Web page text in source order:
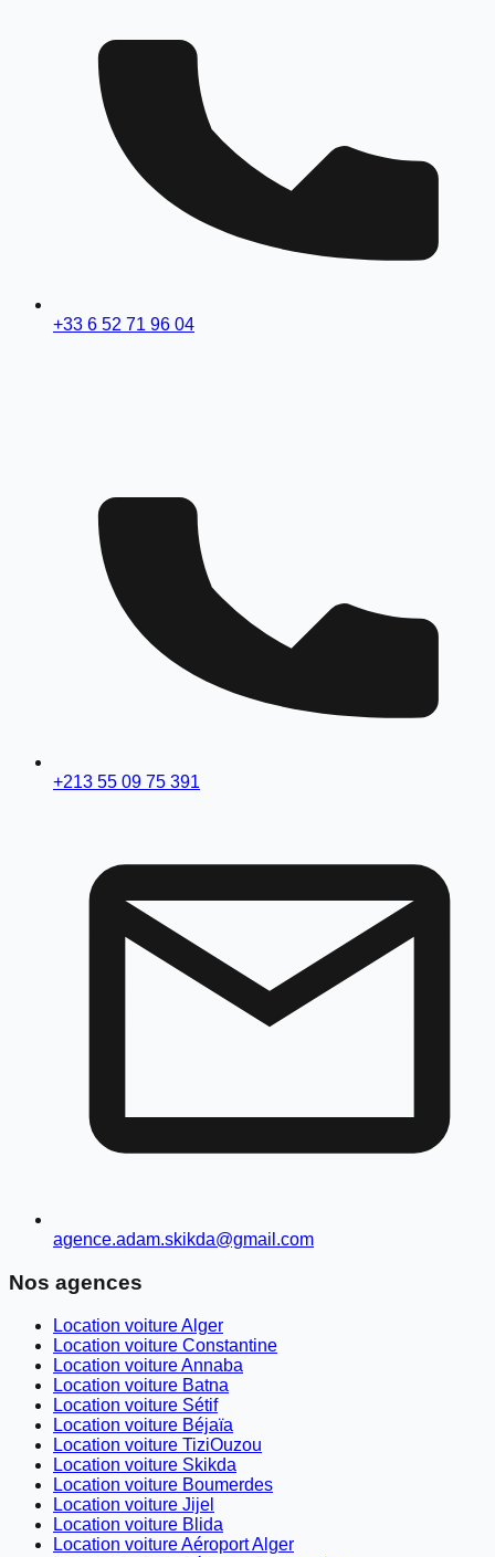
+33 6 52 71 96 04
+213 55 09 75 391
agence.adam.skikda@gmail.com
Nos agences
Location voiture Alger
Location voiture Constantine
Location voiture Annaba
Location voiture Batna
Location voiture Sétif
Location voiture Béjaïa
Location voiture TiziOuzou
Location voiture Skikda
Location voiture Boumerdes
Location voiture Jijel
Location voiture Blida
Location voiture Aéroport Alger